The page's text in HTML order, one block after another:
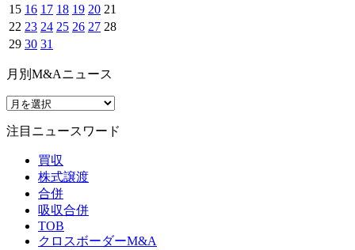
15 16 17 18 19 20 21
22 23 24 25 26 27 28
29 30 31
月別M&Aニュース
注目ニュースワード
買収
株式譲渡
合併
吸収合併
TOB
クロスボーダーM&A